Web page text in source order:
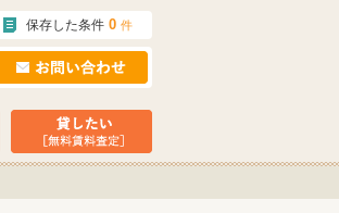
保存した条件 0 件